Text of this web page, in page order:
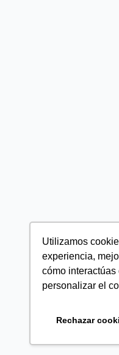
Utilizamos
experiencia,
cómo
personalizar el
Rechazar